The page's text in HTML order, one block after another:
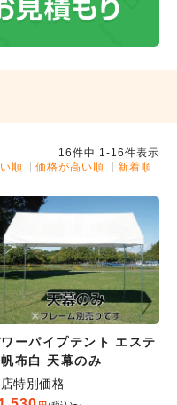
順 価格が高い順 新着順
16件中 1-16件表示
ーパイプテント エステ
布白 天幕のみ
特別価格